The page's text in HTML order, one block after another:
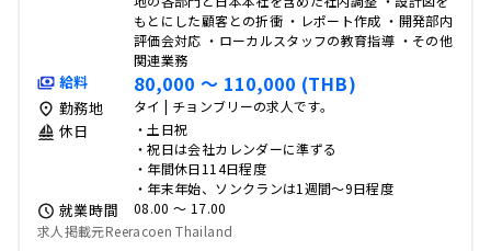
もとにした顧客との折衝 ・レポート作成 ・開発部内
評価会対応 ・ローカルスタッフの教育指導 ・その他
関連業務
給料 80,000 〜 110,000 (THB)
勤務地 タイ | チョンブリーの求人です。
休日
・土日祝
・祝日は会社カレンダーに準ずる
・年間休日114日程度
・年末年始、ソンクランは1週間〜9日程度
就業時間
08.00 〜 17.00
求人掲載元Reeracoen Thailand